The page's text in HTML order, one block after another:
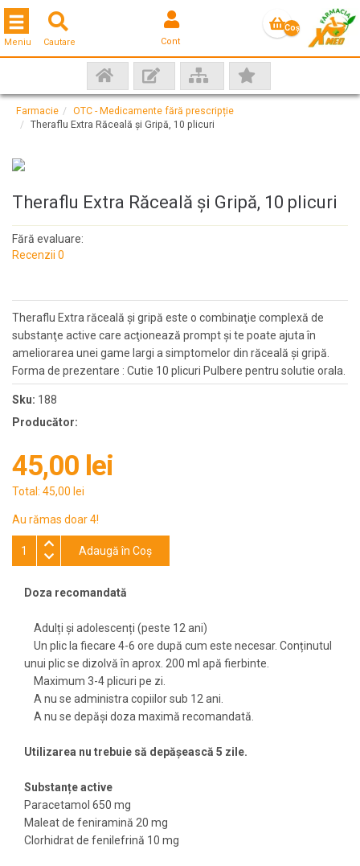
Cautare Cont
Coş
Toggle navigation
Meniu
Farmacie
OTC - Medicamente fără prescripție
Theraflu Extra Răceală și Gripă, 10 plicuri
Theraflu Extra Răceală și Gripă, 10 plicuri
Fără evaluare:
Recenzii 0
Theraflu Extra răceală și gripă este o combinaţie complexă de
substanţe active care acţionează prompt şi te poate ajuta în
ameliorarea unei game largi a simptomelor din răceală şi gripă.
Forma de prezentare : Cutie 10 plicuri Pulbere pentru solutie orala.
Sku: 188
Producător:
45,00 lei
Total: 45,00 lei
Au rămas doar 4!
Adaugă în Coş
Doza recomandată
Adulți și adolescenți (peste 12 ani)
Un plic la fiecare 4-6 ore după cum este necesar. Conținutul
unui plic se dizolvă în aprox. 200 ml apă fierbinte.
Maximum 3-4 plicuri pe zi.
A nu se administra copiilor sub 12 ani.
A nu se depăși doza maximă recomandată.
Utilizarea nu trebuie să depăşească 5 zile.
Substanțe active
Paracetamol 650 mg
Maleat de feniramină 20 mg
Clorhidrat de fenilefrină 10 mg